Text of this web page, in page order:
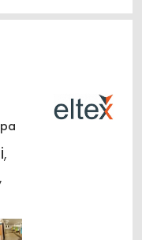
,